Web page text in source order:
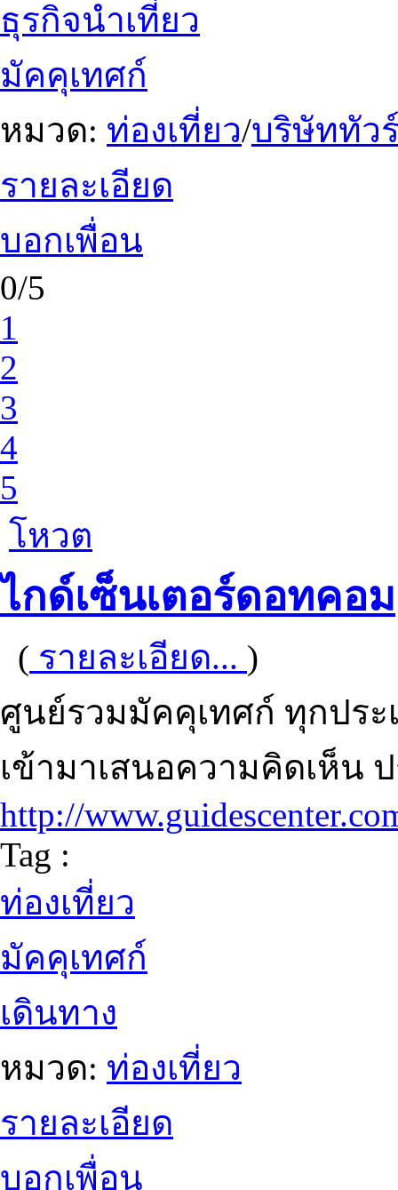
ธุรกิจนำเที่ยว
มัคคุเทศก์
หมวด: ท่องเที่ยว/บริษัททัว
รายละเอียด
บอกเพื่อน
0/5
1
2
3
4
5
โหวต
ไกด์เซ็นเตอร์ดอทคอม
( รายละเอียด... )
ศูนย์รวมมัคคุเทศก์ ทุกประ
เข้ามาเสนอความคิดเห็น
http://
Tag :
ท่องเที่ยว
มัคคุเทศก์
เดินทาง
หมวด: ท่องเที่ยว
รายละเอียด
บอกเพื่อน